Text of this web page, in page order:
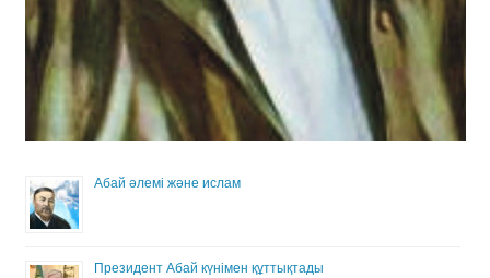
Абай әлемі және ислам
Президент Абай күнімен құттықтады